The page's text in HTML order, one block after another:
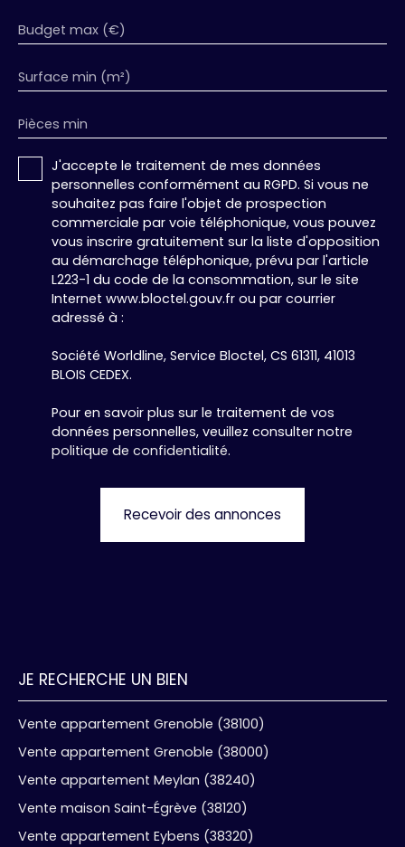
10,12 m² et 9,72 m²), idéales pour une famille ou
l'aménagement d'un bureau. Une salle de bains
indépendant. Une opportunité à saisir pour un
locatif de qualité. Charges de copropriété :
environ 186,77 €/mois (comprenant chauffage,
eau chaude, ascenseur et entretien des parties
communes) Les informations sur les risques
auxquels ce bien est exposé sont disponibles sur
le site Géorisques : www. georisques. gouv. fr.
Association MEDIMMOCONSO 1 Allée du Parc de
Mesemena - Bât A CS25222 45505 LA BAULE
Annonce rédigée par Tara ZOPPAS, agent
commercial (El) immatriculé au RSAC de Grenoble
: 100 764 03
Budget max (€)
Surface min (m²)
Pièces min
J'accepte le traitement de mes données
personnelles conformément au RGPD. Si vous ne
souhaitez pas faire l'objet de prospection
commerciale par voie téléphonique, vous pouvez
vous inscrire gratuitement sur la liste d'opposition
au démarchage téléphonique, prévu par l'article
L223-1 du code de la consommation, sur le site
Internet www.bloctel.gouv.fr ou par courrier
adressé à :
Société Worldline, Service Bloctel, CS 61311, 41013
BLOIS CEDEX.
Pour en savoir plus sur le traitement de vos
données personnelles, veuillez consulter notre
politique de confidentialité.
Recevoir des annonces
JE RECHERCHE UN BIEN
Vente appartement Grenoble (38100)
Vente appartement Grenoble (38000)
Vente appartement Meylan (38240)
Vente maison Saint-Égrève (38120)
Vente appartement Eybens (38320)